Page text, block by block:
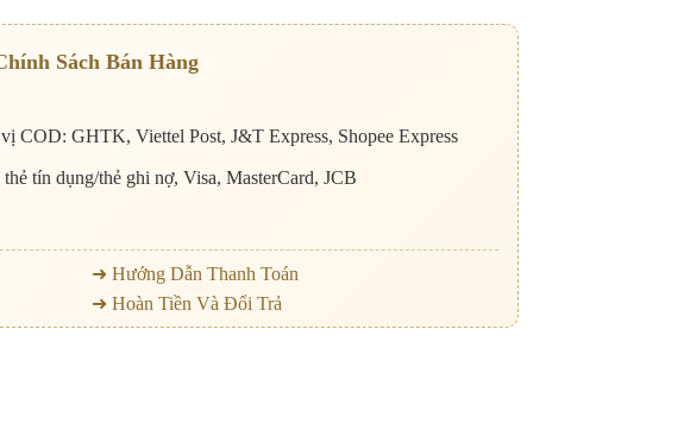
Sách Bán Hàng
COD: GHTK, Viettel Post, J&T Express, Shopee Express
tín dụng/thẻ ghi nợ, Visa, MasterCard, JCB
➜ Hướng Dẫn Thanh Toán
➜ Hoàn Tiền Và Đổi Trả